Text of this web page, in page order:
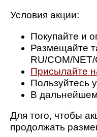
Условия акции:
Покупайте и
Размещайте
RU/COM/
Присылайте
Пользуйтесь
В дальнейшем
Для того, чтобы
продолжать